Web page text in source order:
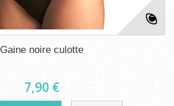
Gaine noire culotte
7,90 €